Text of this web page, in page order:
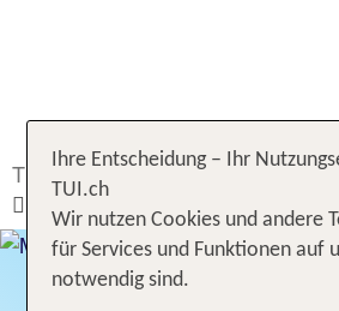
TUI.ch Ferien buchen Ferien
München
Ihre Entscheidung – Ihr
TUI.ch
Wir nutzen Cookies und andere
für Services und Funktionen auf
notwendig sind.